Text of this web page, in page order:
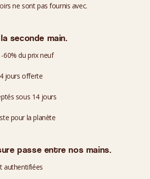
ne sont pas fournis avec.
seconde main.
60% du prix neuf
jours offerte
sous 14 jours
pour la planète
passe entre nos mains.
authentifiées